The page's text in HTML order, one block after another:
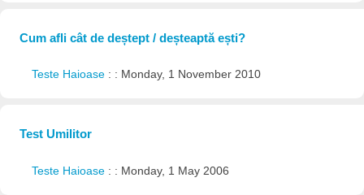
Cum afli cât de deștept / deșteaptă ești?
Teste Haioase : : Monday, 1 November 2010
Test Umilitor
Teste Haioase : : Monday, 1 May 2006